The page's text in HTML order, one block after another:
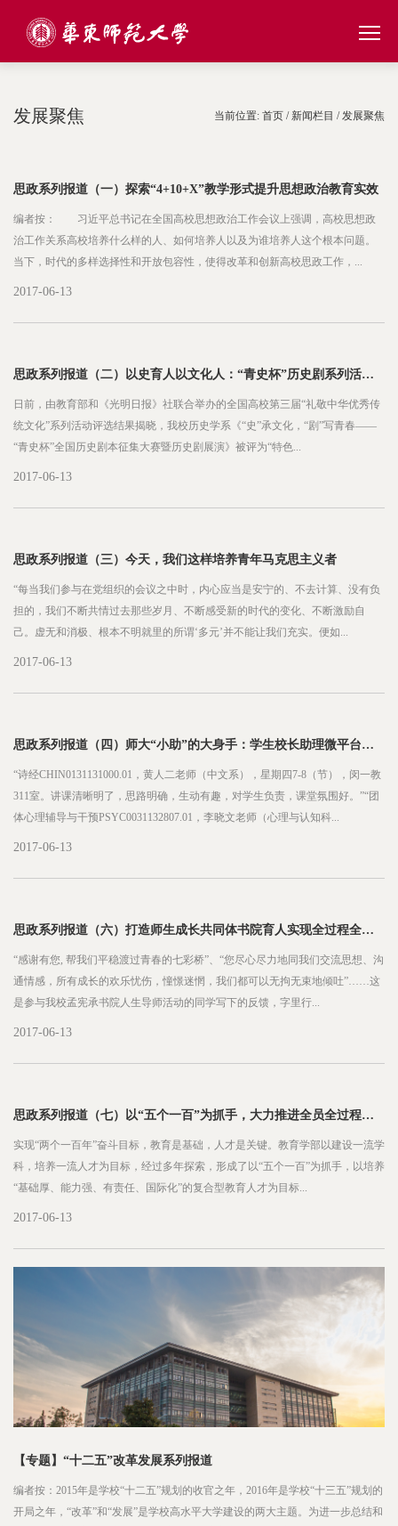
发展聚焦 当前位置: 首页 / 新闻栏目 /发展聚焦
思政系列报道（一）探索“4+10+X”教学形式提升思想政治教育实效
编者按： 习近平总书记在全国高校思想政治工作会议上强调，高校思想政
治工作关系高校培养什么样的人、如何培养人以及为谁培养人这个根本问题。
当下，时代的多样选择性和开放包容性，使得改革和创新高校思政工作，...
2017-06-13
思政系列报道（二）以史育人以文化人：“青史杯”历史剧系列活动获全国奖项
日前，由教育部和《光明日报》社联合举办的全国高校第三届“礼敬中华优秀传
统文化”系列活动评选结果揭晓，我校历史学系《“史”承文化，“剧”写青春——
“青史杯”全国历史剧本征集大赛暨历史剧展演》被评为“特色...
2017-06-13
思政系列报道（三）今天，我们这样培养青年马克思主义者
“每当我们参与在党组织的会议之中时，内心应当是安宁的、不去计算、没有负
担的，我们不断共情过去那些岁月、不断感受新的时代的变化、不断激励自
己。虚无和消极、根本不明就里的所谓‘多元’并不能让我们充实。便如...
2017-06-13
思政系列报道（四）师大“小助”的大身手：学生校长助理微平台占据高校育人新阵地
“诗经CHIN0131131000.01，黄人二老师（中文系），星期四7-8（节），闵一教
311室。讲课清晰明了，思路明确，生动有趣，对学生负责，课堂氛围好。”“团
体心理辅导与干预PSYC0031132807.01，李晓文老师（心理与认知科...
2017-06-13
思政系列报道（六）打造师生成长共同体书院育人实现全过程全方位
“感谢有您, 帮我们平稳渡过青春的七彩桥”、“您尽心尽力地同我们交流思想、沟
通情感，所有成长的欢乐忧伤，憧憬迷惘，我们都可以无拘无束地倾吐”……这
是参与我校孟宪承书院人生导师活动的同学写下的反馈，字里行...
2017-06-13
思政系列报道（七）以“五个一百”为抓手，大力推进全员全过程全方位育人
实现“两个一百年”奋斗目标，教育是基础，人才是关键。教育学部以建设一流学
科，培养一流人才为目标，经过多年探索，形成了以“五个一百”为抓手，以培养
“基础厚、能力强、有责任、国际化”的复合型教育人才为目标...
2017-06-13
【专题】“十二五”改革发展系列报道
编者按：2015年是学校“十二五”规划的收官之年，2016年是学校“十三五”规划的
开局之年，“改革”和“发展”是学校高水平大学建设的两大主题。为进一步总结和